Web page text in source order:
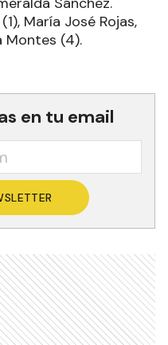
María José Rojas,
Montes (4).
en tu email